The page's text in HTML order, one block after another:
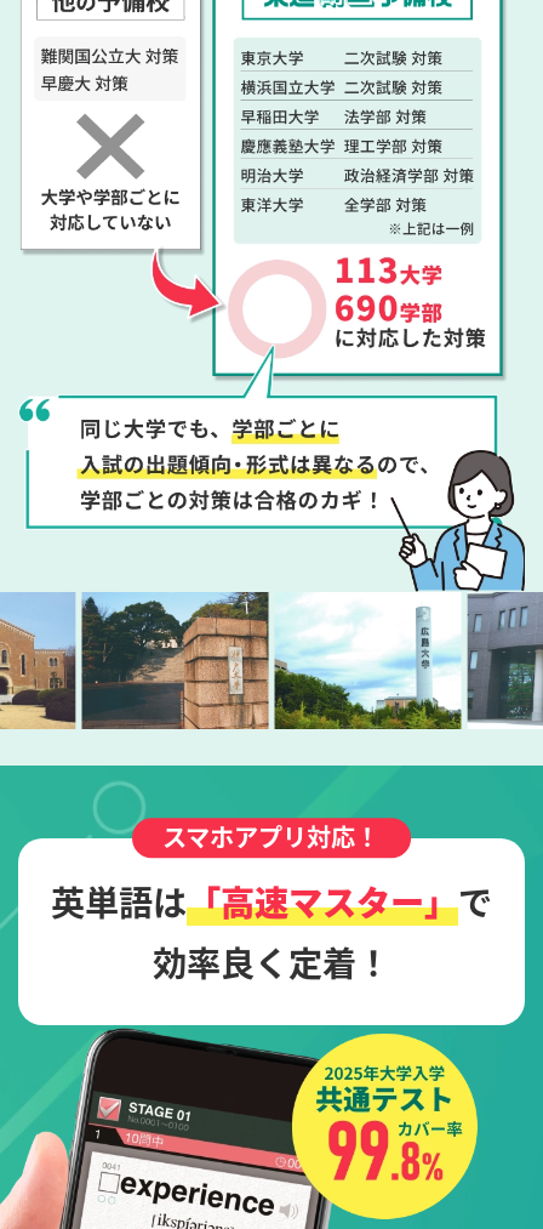
スマホアプリ対応！
英単語は「高速マスター」で
効率良く定着！